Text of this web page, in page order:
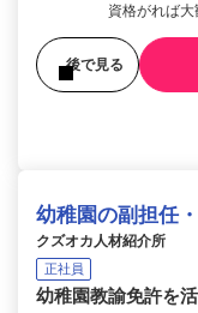
資格がれば大
後で見る
幼稚園の副担任
クズオカ人材紹介所
正社員
幼稚園教諭免許を